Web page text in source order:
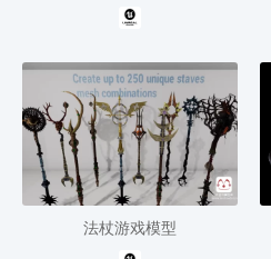
法杖游戏模型